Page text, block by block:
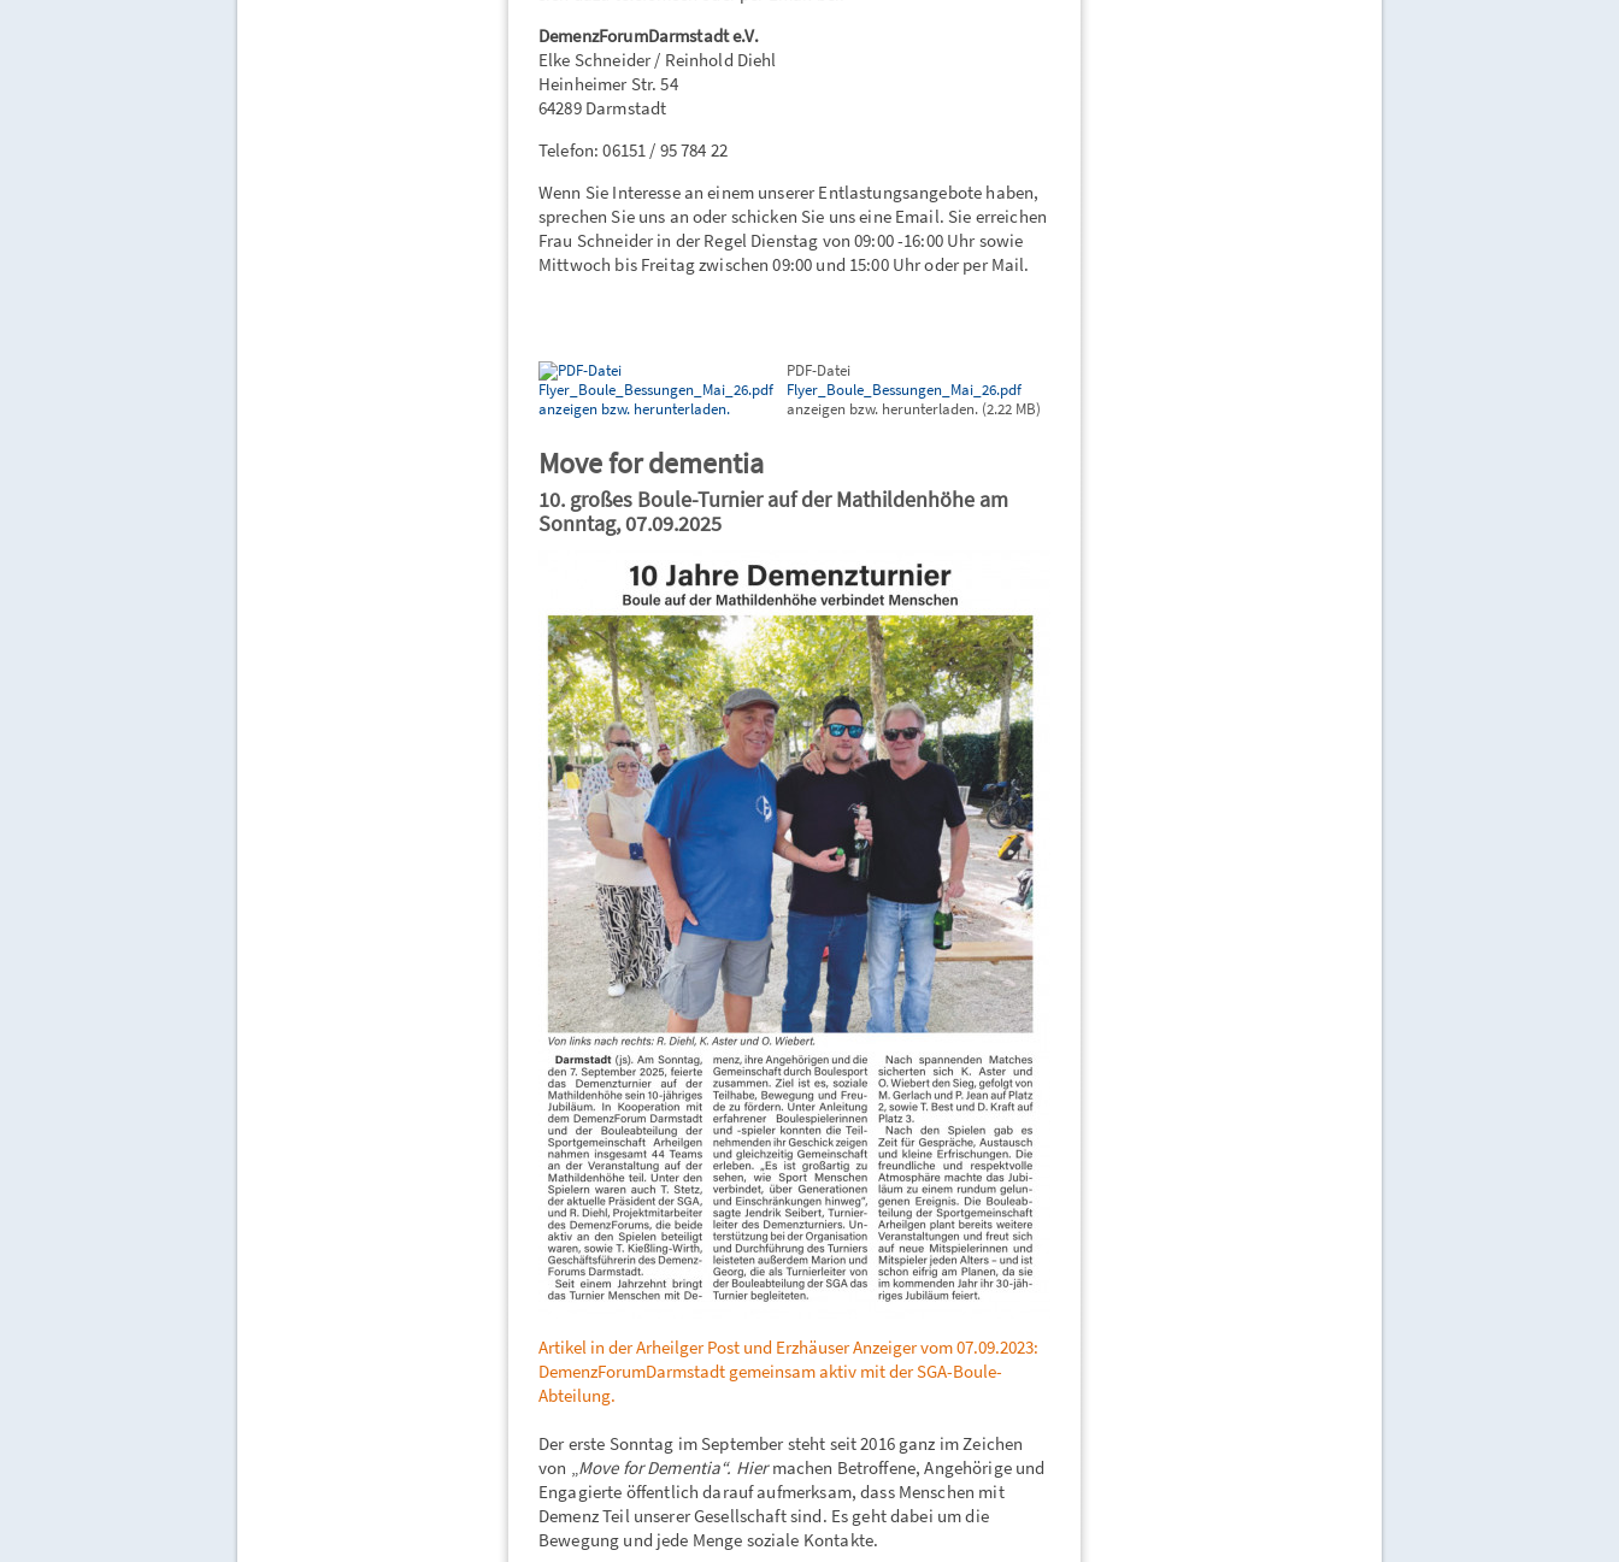
DemenzForumDarmstadt e.V.
Elke Schneider / Reinhold Diehl
Heinheimer Str. 54
64289 Darmstadt
Telefon: 06151 / 95 784 22
Wenn Sie Interesse an einem unserer Entlastungsangebote haben,
sprechen Sie uns an oder schicken Sie uns eine Email. Sie erreichen
Frau Schneider in der Regel Dienstag von 09:00 -16:00 Uhr sowie
Mittwoch bis Freitag zwischen 09:00 und 15:00 Uhr oder per Mail.
PDF-Datei
Flyer_Boule_Bessungen_Mai_26.pdf
anzeigen bzw. herunterladen. (2.22 MB)
Move for dementia
10. großes Boule-Turnier auf der Mathildenhöhe am
Sonntag, 07.09.2025
Artikel in der Arheilger Post und Erzhäuser Anzeiger vom 07.09.2023:
DemenzForumDarmstadt gemeinsam aktiv mit der SGA-Boule-
Abteilung.
Der erste Sonntag im September steht seit 2016 ganz im Zeichen
von „Move for Dementia“. Hiermachen Betroffene, Angehörige und
Engagierte öffentlich darauf aufmerksam, dass Menschen mit
Demenz Teil unserer Gesellschaft sind. Es geht dabei um die
Bewegung und jede Menge soziale Kontakte.